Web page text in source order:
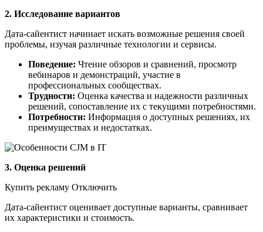
2. Исследование вариантов
Дата-сайентист начинает искать возможные решения своей
проблемы, изучая различные технологии и сервисы.
Поведение: Чтение обзоров и сравнений, просмотр
вебинаров и демонстраций, участие в
профессиональных сообществах.
Трудности: Оценка качества и надежности различных
решений, сопоставление их с текущими потребностями.
Потребности: Информация о доступных решениях, их
преимуществах и недостатках.
3. Оценка решений
Купить рекламу Отключить
Дата-сайентист оценивает доступные варианты, сравнивает
их характеристики и стоимость.